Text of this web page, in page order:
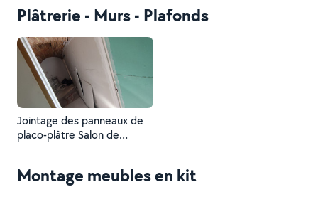
Plâtrerie - Murs - Plafonds
Jointage des panneaux de
placo-plâtre Salon de
Montage meubles en kit